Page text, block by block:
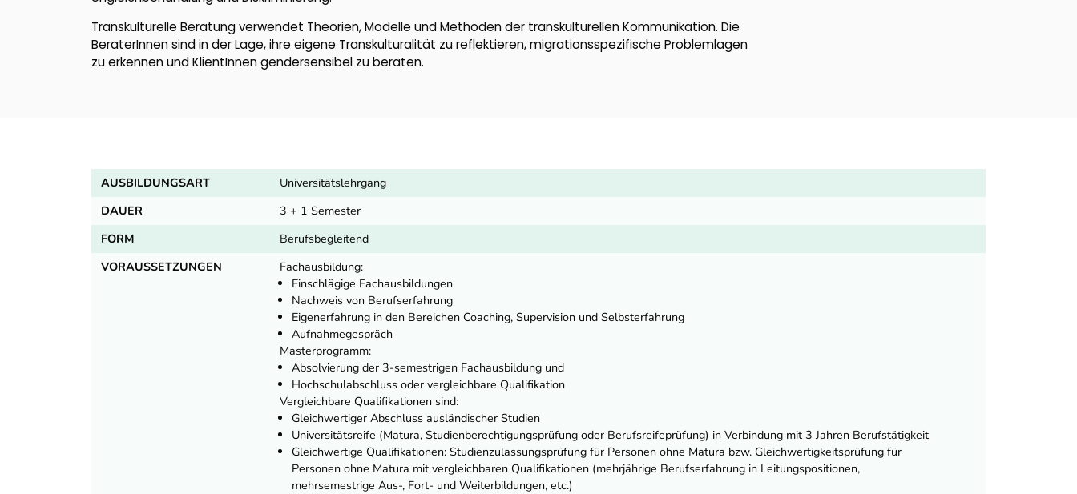
Transkulturelle Beratung verwendet Theorien, Modelle und Methoden der transkulturellen Kommunikation. Die
BeraterInnen sind in der Lage, ihre eigene Transkulturalität zu reflektieren, migrationsspezifische Problemlagen
zu erkennen und KlientInnen gendersensibel zu beraten.
AUSBILDUNGSART
Universitätslehrgang
DAUER
3 + 1 Semester
FORM
Berufsbegleitend
VORAUSSETZUNGEN
Fachausbildung:
Einschlägige Fachausbildungen
Nachweis von Berufserfahrung
Eigenerfahrung in den Bereichen Coaching, Supervision und Selbsterfahrung
Aufnahmegespräch
Masterprogramm:
Absolvierung der 3-semestrigen Fachausbildung und
Hochschulabschluss oder vergleichbare Qualifikation
Vergleichbare Qualifikationen sind:
Gleichwertiger Abschluss ausländischer Studien
Universitätsreife (Matura, Studienberechtigungsprüfung oder Berufsreifeprüfung) in Verbindung mit 3 Jahren Berufstätigkeit
Gleichwertige Qualifikationen: Studienzulassungsprüfung für Personen ohne Matura bzw. Gleichwertigkeitsprüfung für
Personen ohne Matura mit vergleichbaren Qualifikationen (mehrjährige Berufserfahrung in Leitungspositionen,
mehrsemestrige Aus-, Fort- und Weiterbildungen, etc.)